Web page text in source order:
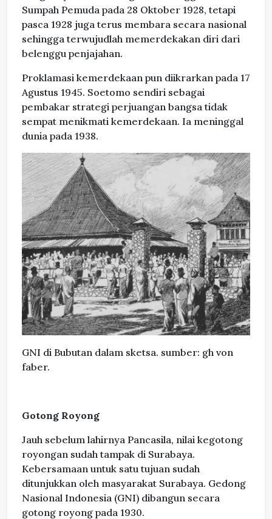
Sumpah Pemuda pada 28 Oktober 1928, tetapi
pasca 1928 juga terus membara secara nasional
sehingga terwujudlah memerdekakan diri dari
belenggu penjajahan.
Proklamasi kemerdekaan pun diikrarkan pada 17
Agustus 1945. Soetomo sendiri sebagai
pembakar strategi perjuangan bangsa tidak
sempat menikmati kemerdekaan. Ia meninggal
dunia pada 1938.
GNI di Bubutan dalam sketsa. sumber: gh von
faber.
Gotong Royong
Jauh sebelum lahirnya Pancasila, nilai kegotong
royongan sudah tampak di Surabaya.
Kebersamaan untuk satu tujuan sudah
ditunjukkan oleh masyarakat Surabaya. Gedong
Nasional Indonesia (GNI) dibangun secara
gotong royong pada 1930.